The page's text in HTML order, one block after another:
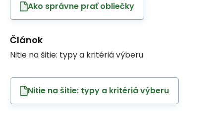
Ako správne prať obliečky
Článok
Nitie na šitie: typy a kritériá výberu
Nitie na šitie: typy a kritériá výberu